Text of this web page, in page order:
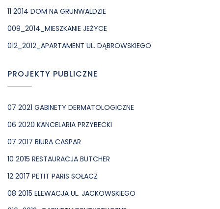
11 2014 DOM NA GRUNWALDZIE
009_2014_MIESZKANIE JEŻYCE
012_2012_APARTAMENT UL. DĄBROWSKIEGO
PROJEKTY PUBLICZNE
07 2021 GABINETY DERMATOLOGICZNE
06 2020 KANCELARIA PRZYBECKI
07 2017 BIURA CASPAR
10 2015 RESTAURACJA BUTCHER
12 2017 PETIT PARIS SOŁACZ
08 2015 ELEWACJA UL. JACKOWSKIEGO